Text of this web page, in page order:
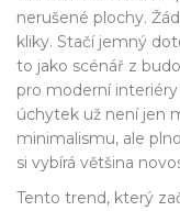
nerušené plochy.
kliky. Stačí jemný
to jako scénář z
pro moderní
úchytek už není jen
minimalismu, ale
si vybírá většina
Tento trend, který